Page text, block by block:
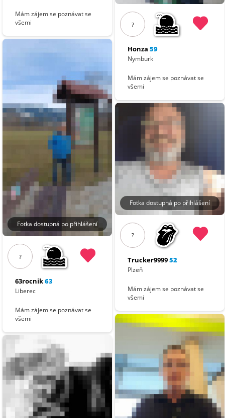
Mám zájem se poznávat se
všemi
Fotka dostupná po přihlášení
?
63rocnik63
Liberec
Mám zájem se poznávat se
všemi
?
Honza 59
Nymburk
Mám zájem se poznávat se
všemi
Fotka dostupná po přihlášení
?
Trucker999952
Plzeň
Mám zájem se poznávat se
všemi